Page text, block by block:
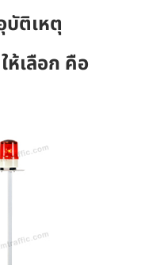
บัติเหตุ
เลือก คือ